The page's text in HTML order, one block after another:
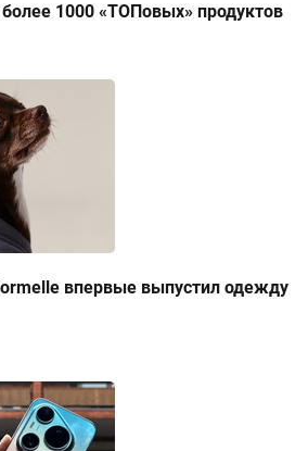
1000 «ТОПовых» продуктов
впервые выпустил одежду